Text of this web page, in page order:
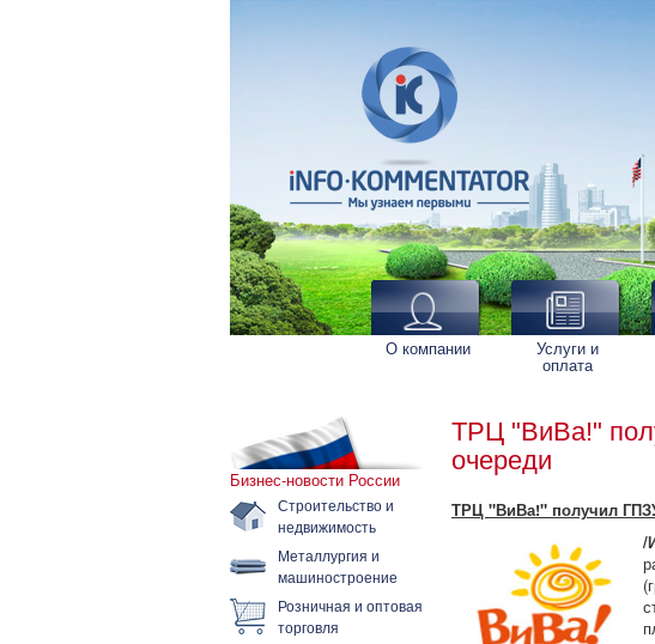
О компании Услуги и
оплата
Бизнес-новости России
Строительство и
недвижимость
Металлургия и
машиностроение
Розничная и оптовая
торговля
ТРЦ "ВиВа!"
очереди
ТРЦ "ВиВа!" получил
/